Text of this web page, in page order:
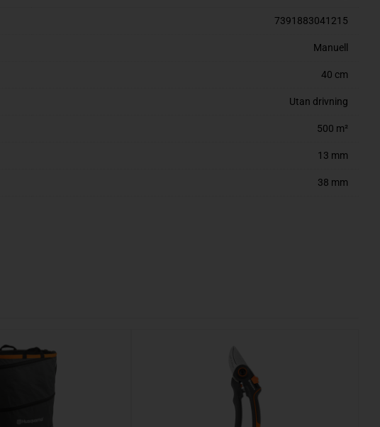
7391883041215
Manuell
40 cm
Utan drivning
500 m²
13 mm
38 mm